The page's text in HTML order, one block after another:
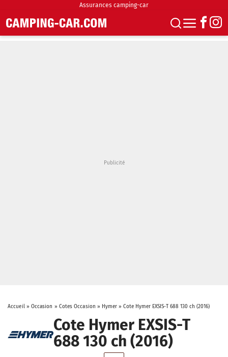
Assurances camping-car
Accueil» Occasion » Cotes Occasion » Hymer »Cote Hymer EXSIS-T 688 130 ch (2016)
Cote Hymer EXSIS-T
688 130 ch (2016)